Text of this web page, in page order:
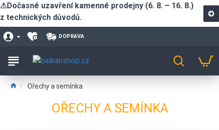
⚠Dočasné uzavření kamenné prodejny (6. 8. – 16. 8.)
z technických důvodů.
DOPRAVA
Ořechy a semínka
OŘECHY A SEMÍNKA